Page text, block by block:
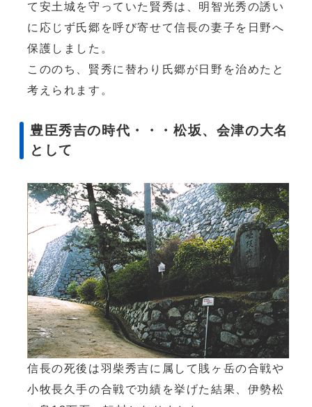
て安土城を守っていた賢秀は、明智光秀の誘い
に応じず氏郷を呼び寄せて信長の妻子を日野へ
保護しました。
こののち、賢秀に替わり氏郷が日野を治めたと
考えられます。
豊臣秀吉の時代・・・松坂、会津の大名
として
信長の死後は羽柴秀吉に属して賎ヶ岳の合戦や
小牧長久手の合戦で功績を挙げた結果、伊勢松